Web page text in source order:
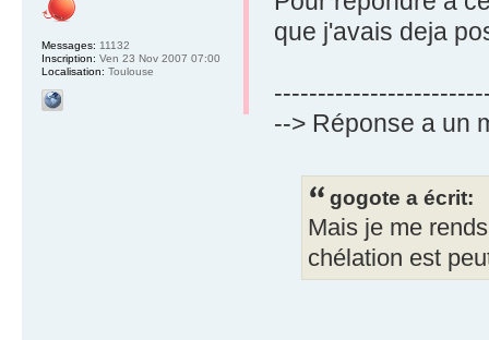
que j'avais deja
--> Réponse a un
gogote a écrit:
Mais je me
chélation est
Messages: 11132
Inscription: Ven 23 Nov 2007 07:00
Localisation: Toulouse